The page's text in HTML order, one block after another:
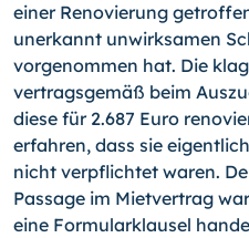
einer Renovierung
unerkannt unwirksamen
vorgenommen hat. Die
vertragsgemäß beim
diese für 2.687 Euro
erfahren, dass sie
nicht verpflichtet waren.
Passage im Mietvertrag
eine Formularklausel